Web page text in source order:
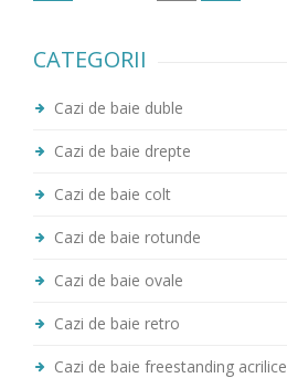
CATEGORII
Cazi de baie duble
Cazi de baie drepte
Cazi de baie colt
Cazi de baie rotunde
Cazi de baie ovale
Cazi de baie retro
Cazi de baie freestanding acrilice